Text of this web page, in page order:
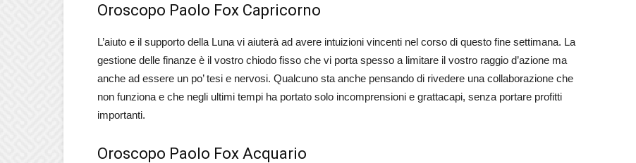
Oroscopo Paolo Fox Capricorno
L’aiuto e il supporto della Luna vi aiuterà ad avere intuizioni vincenti nel corso di questo fine settimana. La
gestione delle finanze è il vostro chiodo fisso che vi porta spesso a limitare il vostro raggio d’azione ma
anche ad essere un po’ tesi e nervosi. Qualcuno sta anche pensando di rivedere una collaborazione che
non funziona e che negli ultimi tempi ha portato solo incomprensioni e grattacapi, senza portare profitti
importanti.
Oroscopo Paolo Fox Acquario